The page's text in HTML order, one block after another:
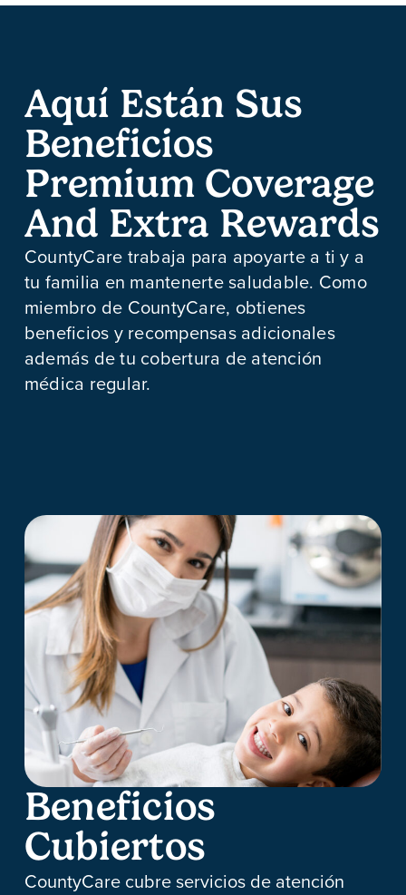
Aquí Están Sus
Beneficios
Premium Coverage
And Extra Rewards
CountyCare trabaja para apoyarte a ti y a
tu familia en mantenerte saludable. Como
miembro de CountyCare, obtienes
beneficios y recompensas adicionales
además de tu cobertura de atención
médica regular.
Beneficios
Cubiertos
CountyCare cubre servicios de atención